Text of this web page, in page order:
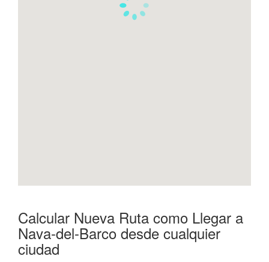
Calcular Nueva Ruta como Llegar a
Nava-del-Barco desde cualquier
ciudad